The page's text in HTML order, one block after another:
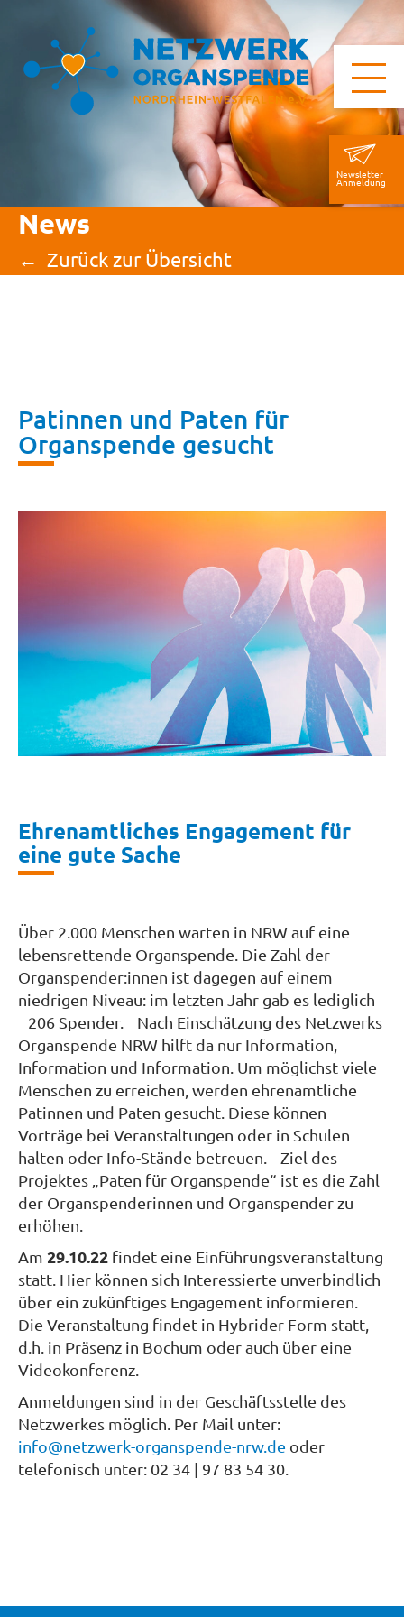
News
Zurück zur Übersicht
Patinnen und Paten für
Organspende gesucht
Ehrenamtliches Engagement für
eine gute Sache
Über 2.000 Menschen warten in NRW auf eine
lebensrettende Organspende. Die Zahl der
Organspender:innen ist dagegen auf einem
niedrigen Niveau: im letzten Jahr gab es lediglich
206 Spender. Nach Einschätzung des Netzwerks
Organspende NRW hilft da nur Information,
Information und Information. Um möglichst viele
Menschen zu erreichen, werden ehrenamtliche
Patinnen und Paten gesucht. Diese können
Vorträge bei Veranstaltungen oder in Schulen
halten oder Info-Stände betreuen. Ziel des
Projektes „Paten für Organspende“ ist es die Zahl
der Organspenderinnen und Organspender zu
erhöhen.
Am 29.10.22 findet eine Einführungsveranstaltung
statt. Hier können sich Interessierte unverbindlich
über ein zukünftiges Engagement informieren.
Die Veranstaltung findet in Hybrider Form statt,
d.h. in Präsenz in Bochum oder auch über eine
Videokonferenz.
Anmeldungen sind in der Geschäftsstelle des
Netzwerkes möglich. Per Mail unter:
info@netzwerk-organspende-nrw.de oder
telefonisch unter: 02 34 | 97 83 54 30.
Newsletter
Anmeldung